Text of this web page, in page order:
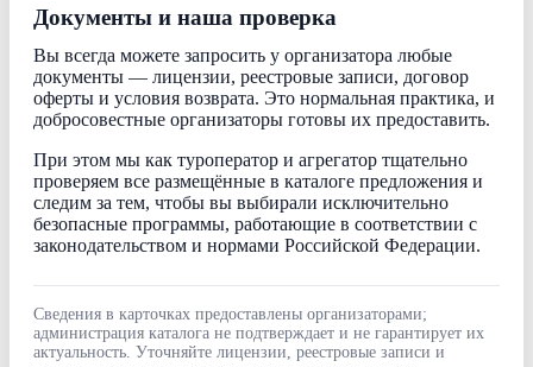
Документы и наша проверка
Вы всегда можете запросить у организатора любые
документы — лицензии, реестровые записи, договор
оферты и условия возврата. Это нормальная практика, и
добросовестные организаторы готовы их предоставить.
При этом мы как туроператор и агрегатор тщательно
проверяем все размещённые в каталоге предложения и
следим за тем, чтобы вы выбирали исключительно
безопасные программы, работающие в соответствии с
законодательством и нормами Российской Федерации.
Сведения в карточках предоставлены организаторами;
администрация каталога не подтверждает и не гарантирует их
актуальность. Уточняйте лицензии, реестровые записи и